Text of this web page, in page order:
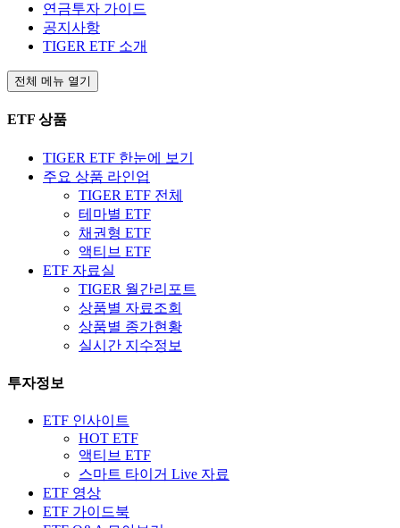
연금투자 가이드
공지사항
TIGER ETF 소개
전체 메뉴 열기
ETF 상품
TIGER ETF 한눈에 보기
주요 상품 라인업
TIGER ETF 전체
테마별 ETF
채권형 ETF
액티브 ETF
ETF 자료실
TIGER 월간리포트
상품별 자료조회
상품별 종가현황
실시간 지수정보
투자정보
ETF 인사이트
HOT ETF
액티브 ETF
스마트 타이거 Live 자료
ETF 영상
ETF 가이드북